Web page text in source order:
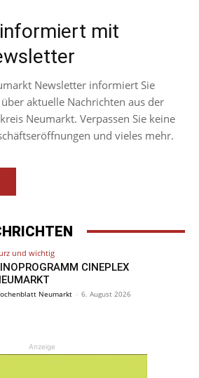
mit
Newsletter informiert Sie
aktuelle Nachrichten aus der
Neumarkt. Verpassen Sie keine
und vieles mehr.
und wichtig
CINEPLEX
Neumarkt - 6. August 2026
Anzeige